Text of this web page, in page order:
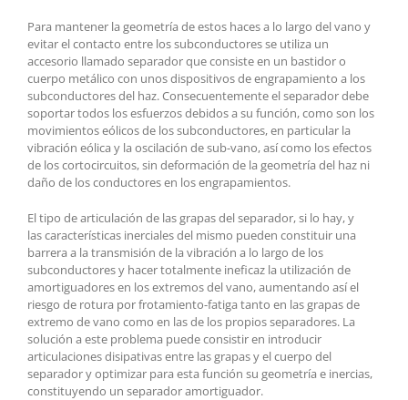
Para mantener la geometría de estos haces a lo largo del vano y
evitar el contacto entre los subconductores se utiliza un
accesorio llamado separador que consiste en un bastidor o
cuerpo metálico con unos dispositivos de engrapamiento a los
subconductores del haz. Consecuentemente el separador debe
soportar todos los esfuerzos debidos a su función, como son los
movimientos eólicos de los subconductores, en particular la
vibración eólica y la oscilación de sub-vano, así como los efectos
de los cortocircuitos, sin deformación de la geometría del haz ni
daño de los conductores en los engrapamientos.
El tipo de articulación de las grapas del separador, si lo hay, y
las características inerciales del mismo pueden constituir una
barrera a la transmisión de la vibración a lo largo de los
subconductores y hacer totalmente ineficaz la utilización de
amortiguadores en los extremos del vano, aumentando así el
riesgo de rotura por frotamiento-fatiga tanto en las grapas de
extremo de vano como en las de los propios separadores. La
solución a este problema puede consistir en introducir
articulaciones disipativas entre las grapas y el cuerpo del
separador y optimizar para esta función su geometría e inercias,
constituyendo un separador amortiguador.